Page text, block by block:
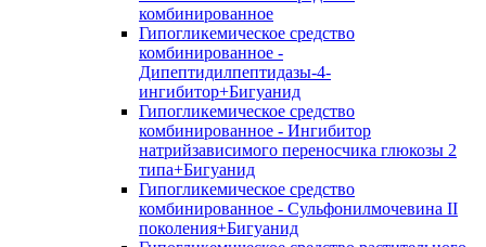
комбинированное
Гипогликемическое средство
комбинированное -
Дипептидилпептидазы-4-
ингибитор+Бигуанид
Гипогликемическое средство
комбинированное - Ингибитор
натрийзависимого переносчика глюкозы 2
типа+Бигуанид
Гипогликемическое средство
комбинированное - Сульфонилмочевина II
поколения+Бигуанид